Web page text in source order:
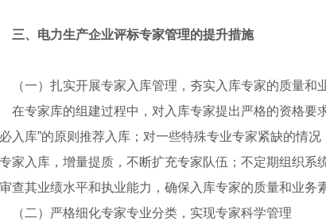
三、 电力生产企业评标专家管理的提升措施
（一）扎实开展专家入库管理，夯实入库专家的质量和
在专家库的组建过程中，对入库专家提出严格的资格要
入库”的原则推荐入库；对一些特殊专业专家紧缺的情
家入库，增量提质，不断扩充专家队伍；不定期组织
查其业绩水平和执业能力，确保入库专家的质量和业务
（二）严格细化专家专业分类，实现专家科学管理